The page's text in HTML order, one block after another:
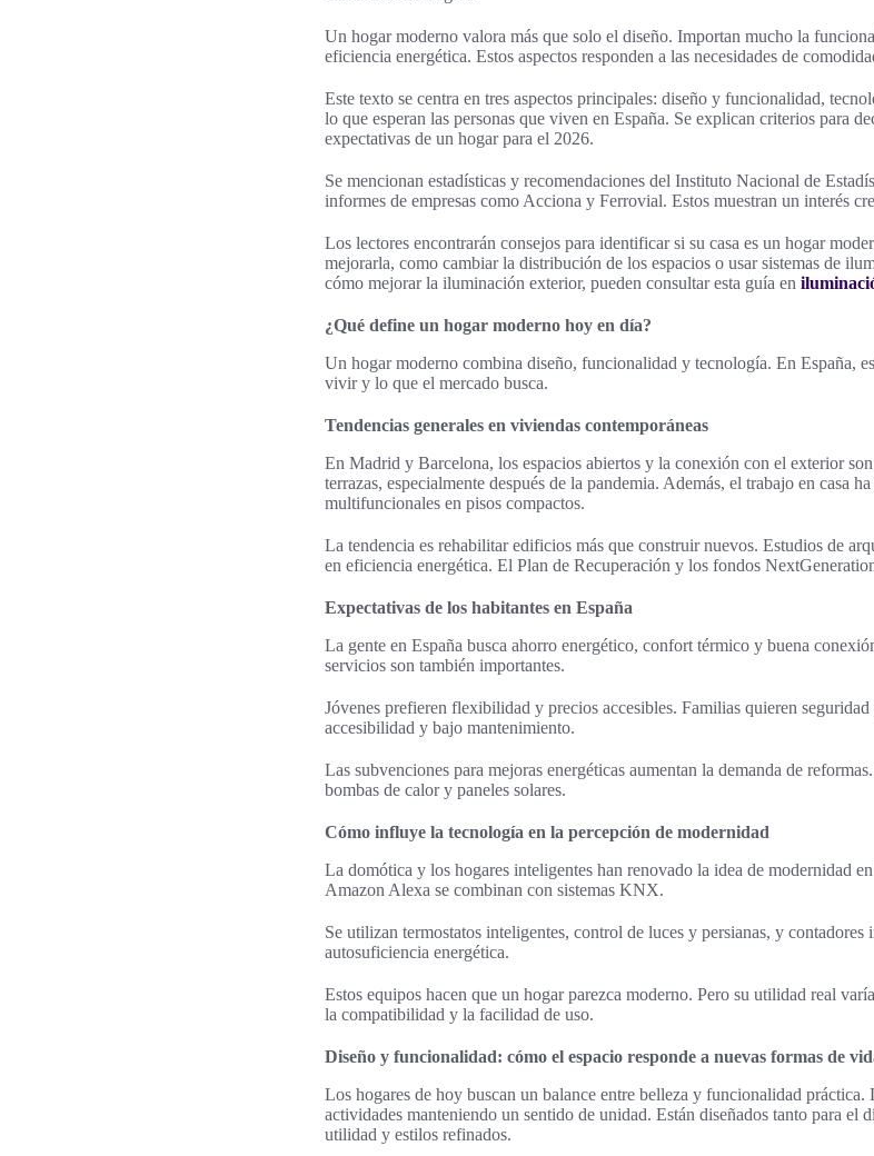
Un hogar moderno valora más que solo el diseño. Importan mucho la
eficiencia energética. Estos aspectos responden a las necesidades de
Este texto se centra en tres aspectos principales: diseño y funcionalidad,
lo que esperan las personas que viven en España. Se explican criterios para
expectativas de un hogar para el 2026.
Se mencionan estadísticas y recomendaciones del Instituto Nacional de
informes de empresas como Acciona y Ferrovial. Estos muestran un interés
Los lectores encontrarán consejos para identificar si su casa es un hogar
mejorarla, como cambiar la distribución de los espacios o usar sistemas de
cómo mejorar la iluminación exterior, pueden consultar esta guía en
¿Qué define un hogar moderno hoy en día?
Un hogar moderno combina diseño, funcionalidad y tecnología. En España,
vivir y lo que el mercado busca.
Tendencias generales en viviendas contemporáneas
En Madrid y Barcelona, los espacios abiertos y la conexión con el exterior
terrazas, especialmente después de la pandemia. Además, el trabajo en casa
multifuncionales en pisos compactos.
La tendencia es rehabilitar edificios más que construir nuevos. Estudios de
en eficiencia energética. El Plan de Recuperación y los fondos
Expectativas de los habitantes en España
La gente en España busca ahorro energético, confort térmico y buena
servicios son también importantes.
Jóvenes prefieren flexibilidad y precios accesibles. Familias quieren
accesibilidad y bajo mantenimiento.
Las subvenciones para mejoras energéticas aumentan la demanda de
bombas de calor y paneles solares.
Cómo influye la tecnología en la percepción de modernidad
La domótica y los hogares inteligentes han renovado la idea de modernidad
Amazon Alexa se combinan con sistemas KNX.
Se utilizan termostatos inteligentes, control de luces y persianas, y contadores
autosuficiencia energética.
Estos equipos hacen que un hogar parezca moderno. Pero su utilidad real
la compatibilidad y la facilidad de uso.
Diseño y funcionalidad: cómo el espacio responde a nuevas formas de
Los hogares de hoy buscan un balance entre belleza y funcionalidad práctica.
actividades manteniendo un sentido de unidad. Están diseñados tanto para el
utilidad y estilos refinados.